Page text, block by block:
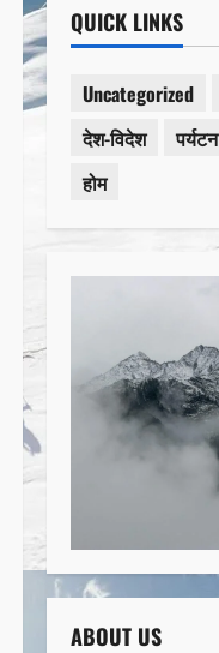
QUICK LINKS
Uncategorized
देश-विदेश
पर्यटन
होम
ABOUT US